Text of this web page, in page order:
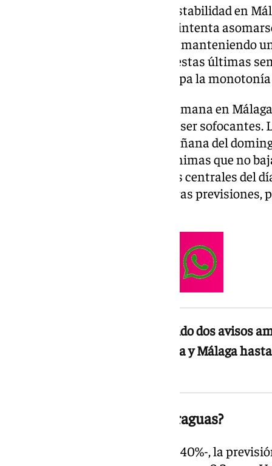
Días de sol, cielos despejado y estabilidad en
jornada del domingo. El verano intenta
puertas del cambio de estación, manteniendo
que hemos estado disfrutando estas últimas
jornada del domingo la que rompa la
El pronóstico para este fin de semana en
termómetros, que no llegarán a ser
pero únicamente durante la mañana del
seguirán siendo cálidas con mínimas que no
temperatura media en las horas centrales del
fin de semana, según las primeras
Los meteorólogos han establecido dos avisos
sureste de 70km/h en Antequera y Málaga
¿Tendremos que sacar el paraguas?
Aunque la probabilidad es baja -40%-, la